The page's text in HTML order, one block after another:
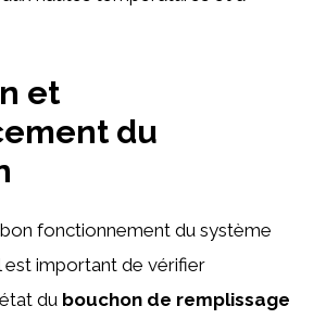
et
du
fonctionnement du système
est important de vérifier
du bouchon de remplissage